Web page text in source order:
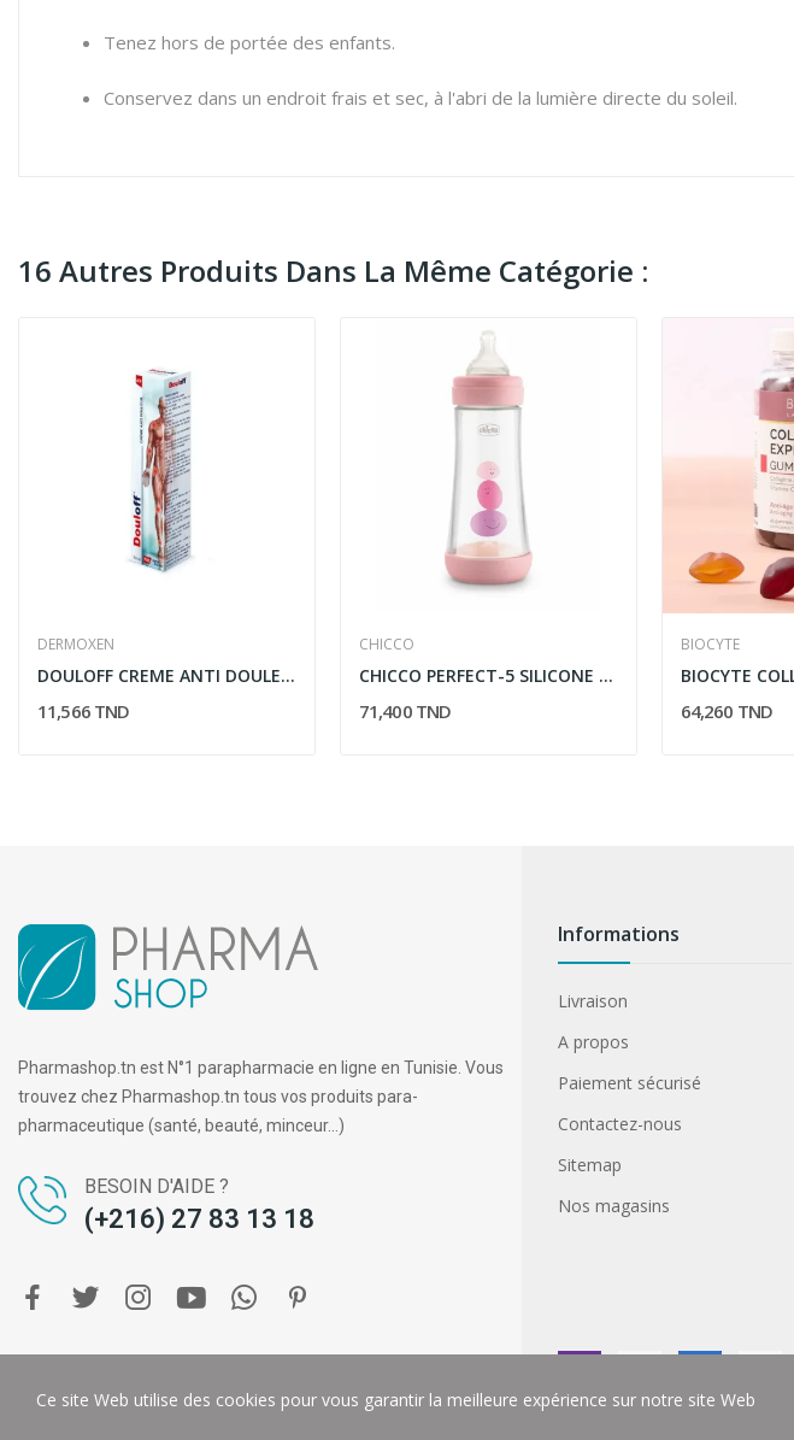
Tenez hors de portée des enfants.
Conservez dans un endroit frais et sec, à l'abri de la lumière directe du soleil.
16 Autres Produits Dans La Même Catégorie :
DERMOXEN
DOULOFF CREME ANTI DOULEUR 50ML
11,566 TND
CHICCO
CHICCO PERFECT-5 SILICONE BOTTLE 300ML 4M+
71,400 TND
BIOCYTE
64,260 TND
Pharmashop.tn est N°1 parapharmacie en ligne en Tunisie. Vous
trouvez chez Pharmashop.tn tous vos produits para-
pharmaceutique (santé, beauté, minceur...)
BESOIN D'AIDE ?
(+216) 27 83 13 18
Informations
Livraison
A propos
Paiement sécurisé
Contactez-nous
Sitemap
Nos magasins
Ce site Web utilise des cookies pour vous garantir la meilleure expérience sur notre site Web